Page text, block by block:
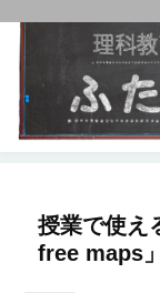
授業で使え
free maps」